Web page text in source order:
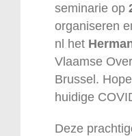
seminarie op
organiseren
nl het
Vlaamse
Brussel.
huidige
Deze